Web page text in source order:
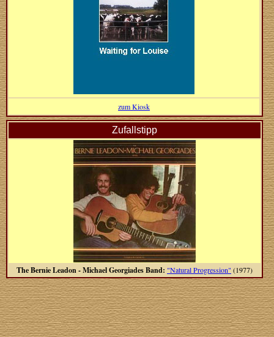
zum Kiosk
Zufallstipp
The Bernie Leadon - Michael Georgiades Band: "Natural Progression" (1977)